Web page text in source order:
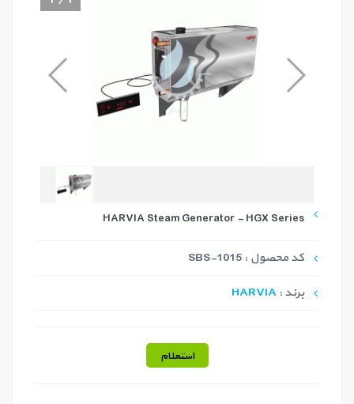
HARVIA Steam Generator - HGX Series
کد محصول : SBS-1015
برند : HARVIA
استعلام